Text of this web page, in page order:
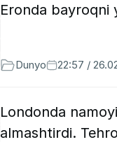
Eronda bayroqni
Dunyo 22:57 /
Londonda
almashtirdi.